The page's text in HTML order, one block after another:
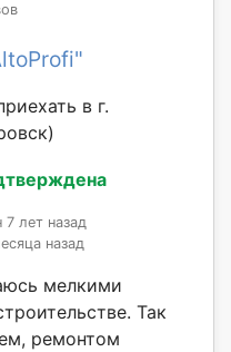
в г.
7 лет назад
назад
мелкими
Так
ремонтом